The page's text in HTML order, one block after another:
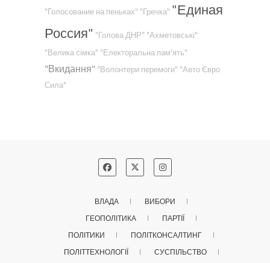
"Голосование на пеньках" "Гречка" "Единая
Россия" "Голова ДНР" "Ахметовські"
"Велика сімка" "Електоральна пам'ять"
"Вкидання" "Волонтери перемоги" "Авто Євро
Сила"
ВЛАДА
ВИБОРИ
ГЕОПОЛІТИКА
ПАРТІЇ
ПОЛІТИКИ
ПОЛІТКОНСАЛТИНГ
ПОЛІТТЕХНОЛОГІЇ
СУСПІЛЬСТВО